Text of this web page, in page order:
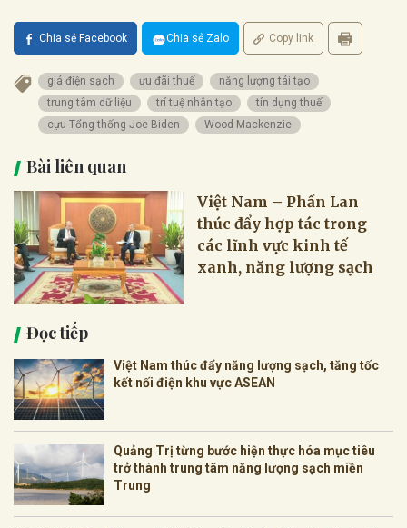
Chia sẻ Facebook Chia sẻ Zalo Copy link
giá điện sạch ưu đãi thuế
năng lượng tái tạo
trung tâm dữ liệu
trí tuệ nhân tạo
tín dụng thuế
cựu Tổng thống Joe Biden
Wood Mackenzie
Bài liên quan
Việt Nam – Phần Lan
thúc đẩy hợp tác trong
các lĩnh vực kinh tế
xanh, năng lượng sạch
Đọc tiếp
Việt Nam thúc đẩy năng lượng sạch, tăng tốc
kết nối điện khu vực ASEAN
Quảng Trị từng bước hiện thực hóa mục tiêu
trở thành trung tâm năng lượng sạch miền
Trung